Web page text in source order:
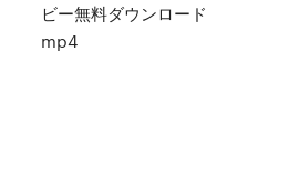
ビー無料ダウンロード
mp4